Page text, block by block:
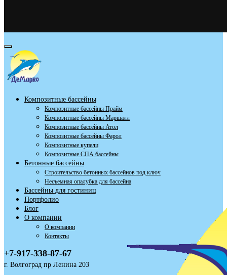
Композитные бассейны
Композитные бассейны Прайм
Композитные бассейны Маршалл
Композитные бассейны Атол
Композитные бассейны Фарол
Композитные купели
Композитные СПА бассейны
Бетонные бассейны
Строительство бетонных бассейнов под ключ
Несъемная опалубка для бассейна
Бассейны для гостиниц
Портфолио
Блог
О компании
О компании
Контакты
+7-917-338-87-67
г. Волгоград пр Ленина 203